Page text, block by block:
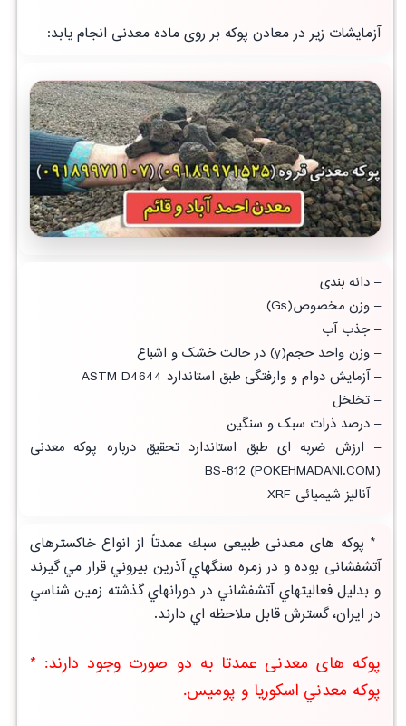
آزمایشات زیر در معادن پوکه بر روی ماده معدنی انجام یابد:
– دانه بندی
– وزن مخصوص(Gs)
– جذب آب
– وزن واحد حجم(γ) در حالت خشک و اشباع
– آزمایش دوام و وارفتگی طبق استاندارد ASTM D4644
– تخلخل
– درصد ذرات سبک و سنگین
– ارزش ضربه ای طبق استاندارد تحقیق درباره پوکه معدنی
(POKEHMADANI.COM) BS-812
–آنالیز شیمیائی XRF
* پوكه های معدنی طبيعی سبك عمدتاً از انواع خاکسترهای
آتشفشانی بوده و در زمره سنگهاي آذرين بيروني قرار مي گيرند
و بدليل فعاليتهاي آتشفشاني در دورانهاي گذشته زمين شناسي
در ايران، گسترش قابل ملاحظه اي دارند.
پوکه های معدنی عمدتا به دو صورت وجود دارند: *
پوكه معدني اسكوريا و پوميس.